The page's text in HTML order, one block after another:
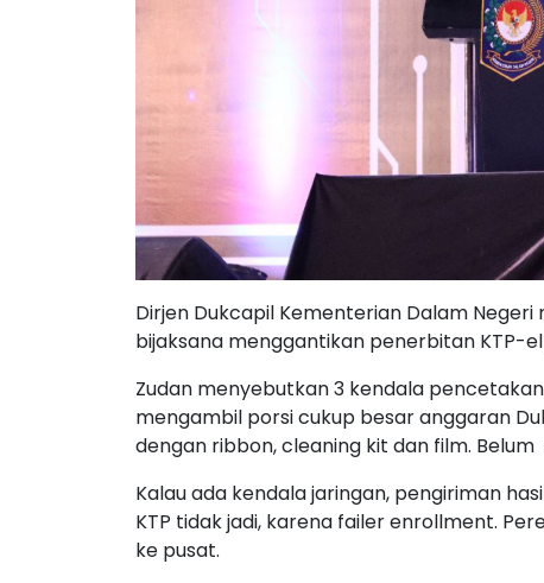
Dirjen Dukcapil Kementerian Dalam
bijaksana menggantikan penerbitan KTP-
Zudan menyebutkan 3 kendala
mengambil porsi cukup besar anggaran
dengan ribbon, cleaning kit dan film.
Kalau ada kendala jaringan, pengiriman
KTP tidak jadi, karena failer enrollment.
ke pusat.